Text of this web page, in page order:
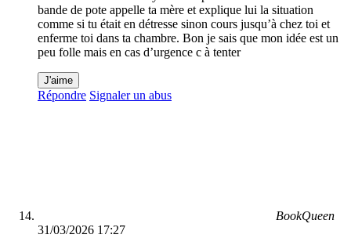
bande de pote appelle ta mère et explique lui la situation
comme si tu était en détresse sinon cours jusqu’à chez toi et
enferme toi dans ta chambre. Bon je sais que mon idée est un
peu folle mais en cas d’urgence c à tenter
J'aime
Répondre Signaler un abus
BookQueen
31/03/2026 17:27